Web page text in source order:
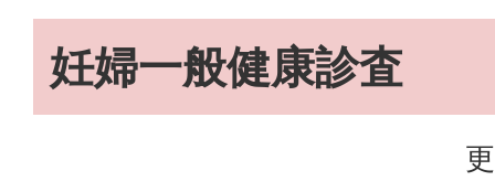
妊婦一般健康診査